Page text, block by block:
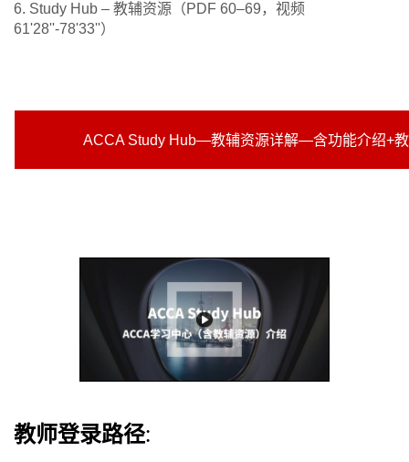
6. Study Hub – 教辅资源（PDF 60–69，视频
61'28''-78'33''）
ACCA Study Hub—教辅资源详解—含功能介绍+
教师登录路径: